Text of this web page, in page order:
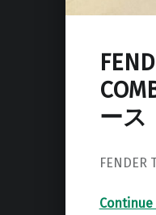
ース
FENDER